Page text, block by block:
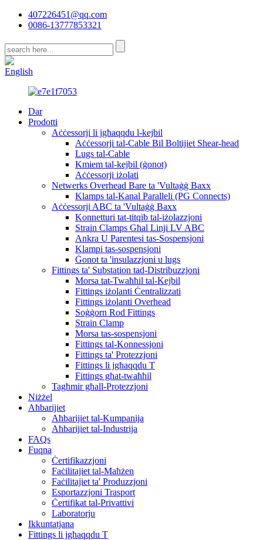
407226451@qq.com
0086-13777853321
English
Dar
Prodotti
Aċċessorji li jgħaqqdu l-kejbil
Aċċessorji tal-Cable Bil Boltijiet Shear-head
Lugs tal-Cable
Kmiem tal-kejbil (ġonot)
Aċċessorji iżolati
Netwerks Overhead Bare ta 'Vultaġġ Baxx
Klamps tal-Kanal Paralleli (PG Connects)
Aċċessorji ABC ta 'Vultaġġ Baxx
Konnetturi tat-titqib tal-iżolazzjoni
Strain Clamps Għal Linji LV ABC
Ankra U Parentesi tas-Sospensjoni
Klampi tas-sospensjoni
Ġonot ta 'insulazzjoni u lugs
Fittings ta' Substation tad-Distribuzzjoni
Morsa tat-Twaħħil tal-Kejbil
Fittings iżolanti Ċentralizzati
Fittings iżolanti Overhead
Soġġorn Rod Fittings
Strain Clamp
Morsa tas-sospensjoni
Fittings tal-Konnessjoni
Fittings ta' Protezzjoni
Fittings li jgħaqqdu T
Fittings għat-twaħħil
Tagħmir għall-Protezzjoni
Niżżel
Aħbarijiet
Aħbarijiet tal-Kumpanija
Aħbarijiet tal-Industrija
FAQs
Fuqna
Ċertifikazzjoni
Faċilitajiet tal-Maħżen
Faċilitajiet ta' Produzzjoni
Esportazzjoni Trasport
Ċertifikat tal-Privattivi
Laboratorju
Ikkuntatjana
Fittings li jgħaqqdu T